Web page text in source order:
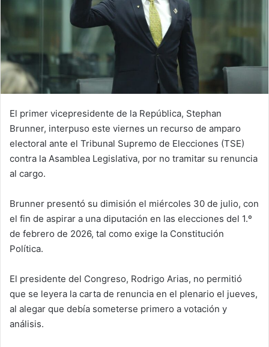
El primer vicepresidente de la República, Stephan
Brunner, interpuso este viernes un recurso de amparo
electoral ante el Tribunal Supremo de Elecciones (TSE)
contra la Asamblea Legislativa, por no tramitar su renuncia
al cargo.
Brunner presentó su dimisión el miércoles 30 de julio, con
el fin de aspirar a una diputación en las elecciones del 1.º
de febrero de 2026, tal como exige la Constitución
Política.
El presidente del Congreso, Rodrigo Arias, no permitió
que se leyera la carta de renuncia en el plenario el jueves,
al alegar que debía someterse primero a votación y
análisis.